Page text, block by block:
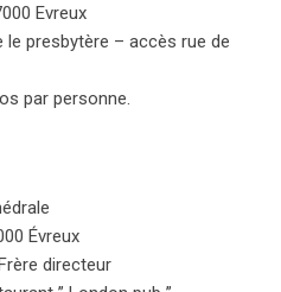
Evreux
le presbytère – accès rue de
par personne.
Évreux
directeur